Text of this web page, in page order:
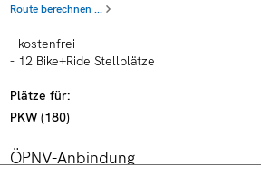
Route berechnen ...
- kostenfrei
- 12 Bike+Ride Stellplätze
Plätze für:
PKW (180)
ÖPNV-Anbindung